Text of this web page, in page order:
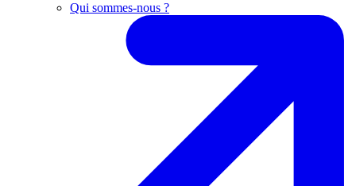
Qui sommes-nous ?